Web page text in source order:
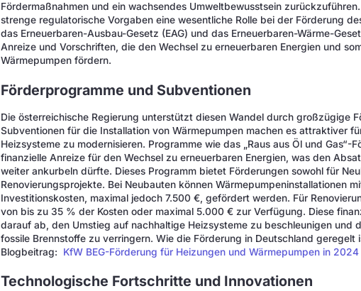
Fördermaßnahmen und ein wachsendes Umweltbewusstsein
strenge regulatorische Vorgaben eine wesentliche Rolle bei der Förderung
das Erneuerbaren-Ausbau-Gesetz (EAG) und das Erneuerbaren-Wärme-
Anreize und Vorschriften, die den Wechsel zu erneuerbaren Energien und
Wärmepumpen fördern.
Förderprogramme und Subventionen
Die österreichische Regierung unterstützt diesen Wandel durch großzügige
Subventionen für die Installation von Wärmepumpen machen es attraktiver
Heizsysteme zu modernisieren. Programme wie das „Raus aus Öl und Gas“-
finanzielle Anreize für den Wechsel zu erneuerbaren Energien, was den
weiter ankurbeln dürfte. Dieses Programm bietet Förderungen sowohl für
Renovierungsprojekte. Bei Neubauten können Wärmepumpeninstallationen
Investitionskosten, maximal jedoch 7.500 €, gefördert werden. Für
von bis zu 35 % der Kosten oder maximal 5.000 € zur Verfügung. Diese
darauf ab, den Umstieg auf nachhaltige Heizsysteme zu beschleunigen und
fossile Brennstoffe zu verringern. Wie die Förderung in Deutschland geregelt
Blogbeitrag: KfW BEG-Förderung für Heizungen und Wärmepumpen in 2024
Technologische Fortschritte und Innovationen